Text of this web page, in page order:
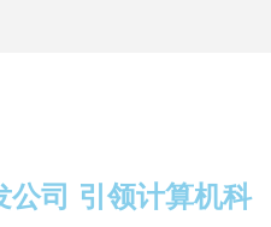
公司 引领计算机科